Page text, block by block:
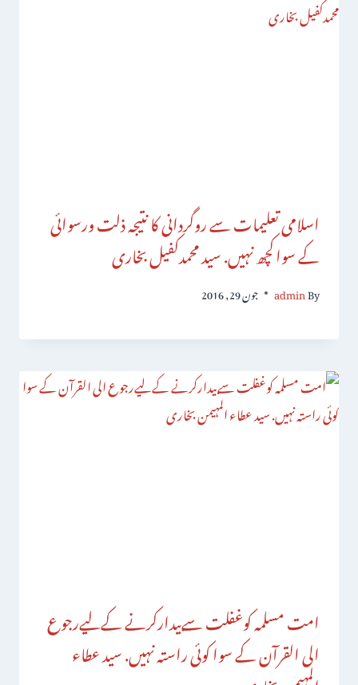
اسلامی تعلیمات سے روگردانی کا نتیجہ ذلت ورسوائی
کے سواکچھ نہیں. سید محمدکفیل بخاری
By
admin جون 29, 2016
امت مسلمہ کوغفلت سےبیدارکرنے کےلیےرجوع
الی القرآن کے سوا کوئی راستہ نہیں. سید عطاء